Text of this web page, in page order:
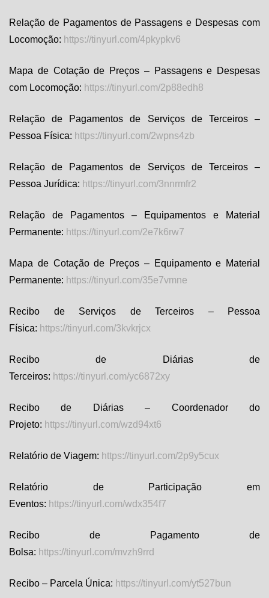
Relação de Pagamentos de Passagens e Despesas com
Locomoção: https://tinyurl.com/4pkypkv6
Mapa de Cotação de Preços – Passagens e Despesas
com Locomoção: https://tinyurl.com/2p88edh8
Relação de Pagamentos de Serviços de Terceiros –
Pessoa Física: https://tinyurl.com/2wpns4zb
Relação de Pagamentos de Serviços de Terceiros –
Pessoa Jurídica: https://tinyurl.com/3nnrmfr2
Relação de Pagamentos – Equipamentos e Material
Permanente: https://tinyurl.com/2e7k6rw7
Mapa de Cotação de Preços – Equipamento e Material
Permanente: https://tinyurl.com/35e7vmne
Recibo de Serviços de Terceiros – Pessoa
Física: https://tinyurl.com/3kvkrjcx
Recibo de Diárias de
Terceiros: https://tinyurl.com/yc6872xy
Recibo de Diárias – Coordenador do
Projeto: https://tinyurl.com/wzd94xt6
Relatório de Viagem: https://tinyurl.com/2p9y5cux
Relatório de Participação em
Eventos: https://tinyurl.com/wdx354f7
Recibo de Pagamento de
Bolsa: https://tinyurl.com/mvzh9rrd
Recibo – Parcela Única: https://tinyurl.com/yt527bun